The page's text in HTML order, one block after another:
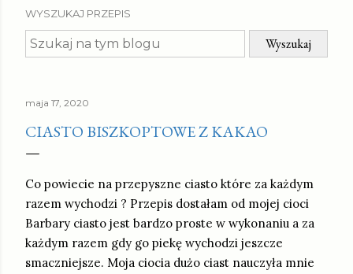
WYSZUKAJ PRZEPIS
maja 17, 2020
CIASTO BISZKOPTOWE Z KAKAO
Co powiecie na przepyszne ciasto które za każdym
razem wychodzi ? Przepis dostałam od mojej cioci
Barbary ciasto jest bardzo proste w wykonaniu a za
każdym razem gdy go piekę wychodzi jeszcze
smaczniejsze. Moja ciocia dużo ciast nauczyła mnie